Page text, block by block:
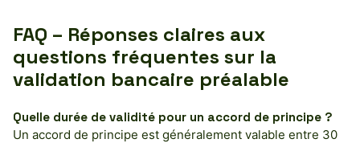
FAQ – Réponses claires aux
questions fréquentes sur la
validation bancaire préalable
Quelle durée de validité pour un accord de principe ?
Un accord de principe est généralement valable entre 30